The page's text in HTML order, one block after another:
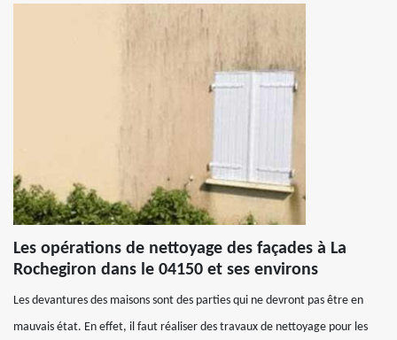
Les opérations de nettoyage des façades à La
Rochegiron dans le 04150 et ses environs
Les devantures des maisons sont des parties qui ne devront pas être en
mauvais état. En effet, il faut réaliser des travaux de nettoyage pour les